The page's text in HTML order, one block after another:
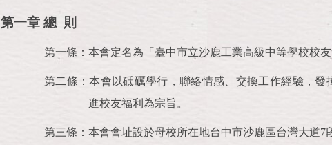
第一章 總 則
第一條：本會定名為「臺中市立沙鹿工業高級中等學校校友
第二條：本會以砥礪學行，聯絡情感、交換工作經驗，發
進校友福利為宗旨。
第三條：本會會址設於母校所在地台中市沙鹿區台灣大道7